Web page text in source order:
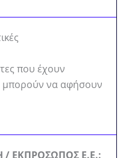
που έχουν
μπορούν να αφήσουν
/ ΕΚΠΡΟΣΩΠΟΣ Ε.Ε.: